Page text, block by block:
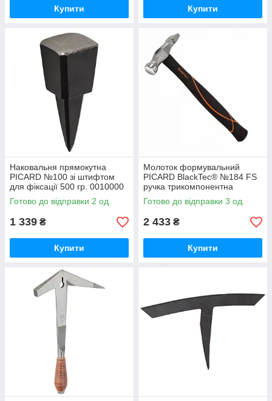
Купити Купити
Наковальня прямокутна
PICARD №100 зі штифтом
для фіксації 500 гр. 0010000
Готово до відправки 2 од.
1 339 ₴
Купити
Молоток формувальний
PICARD BlackTec® №184 FS
ручка трикомпонентна
армоване скловолокно 375
гр. 0018410-0375
Готово до відправки 3 од.
2 433 ₴
Купити